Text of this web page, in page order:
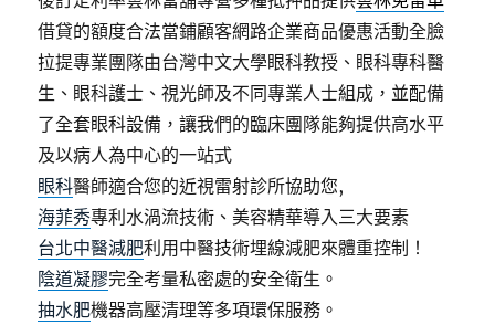
借貸的額度合法當鋪顧客網路企業商品優惠活動全臉
拉提專業團隊由台灣中文大學眼科教授、眼科專科醫
生、眼科護士、視光師及不同專業人士組成，並配備
了全套眼科設備，讓我們的臨床團隊能夠提供高水平
及以病人為中心的一站式
眼科醫師適合您的近視雷射診所協助您,
海菲秀專利水渦流技術、美容精華導入三大要素
台北中醫減肥利用中醫技術埋線減肥來體重控制！
陰道凝膠完全考量私密處的安全衛生。
抽水肥機器高壓清理等多項環保服務。